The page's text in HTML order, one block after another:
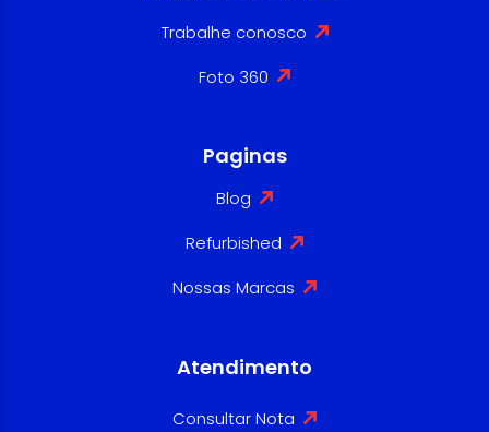
Trabalhe conosco
Foto 360
Paginas
Blog
Refurbished
Nossas Marcas
Atendimento
Consultar Nota